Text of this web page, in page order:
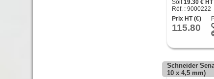
Soit19.30 € HT
Réf. : 9000222
Prix HT (€)
115.80
Schneider
10 x 4,5 mm)